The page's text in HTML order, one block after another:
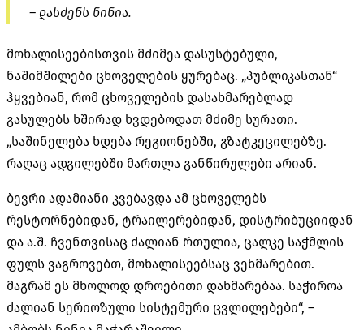
– დასძენს ნინია.
მოხალისეებისთვის მძიმეა დასუსტებული,
ნაშიმშილები ცხოველების ყურებაც. „პუბლიკასთან“
ჰყვებიან, რომ ცხოველების დასახმარებლად
გასულებს ხშირად ხვდებოდათ მძიმე სურათი.
„საშინელება ხდება რეგიონებში, გზატკეცილებზე.
რაღაც ადგილებში მართლა განწირულები არიან.
ბევრი ადამიანი კვებავდა ამ ცხოველებს
რესტორნებიდან, ტრაილერებიდან, დისტრიბუციიდან
და ა.შ. ჩვენთვისაც ძალიან რთულია, ცალკე საჭმლის
ფულს ვაგროვებთ, მოხალისეებსაც ვეხმარებით.
მაგრამ ეს მხოლოდ დროებითი დახმარებაა. საჭიროა
ძალიან სერიოზული სისტემური ცვლილებები“, –